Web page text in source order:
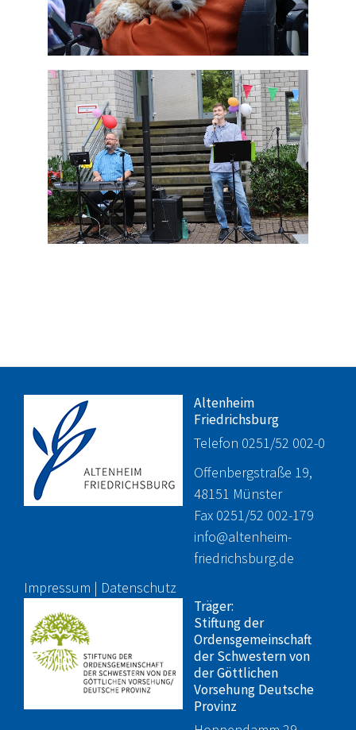
Altenheim
Friedrichsburg
Telefon 0251/52 002-0
Offenbergstraße 19,
48151 Münster
Fax 0251/52 002-179
info@altenheim-
friedrichsburg.de
Impressum | Datenschutz
Träger:
Stiftung der
Ordensgemeinschaft
der Schwestern von
der Göttlichen
Vorsehung Deutsche
Provinz